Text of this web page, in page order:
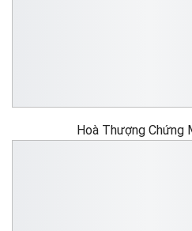
Hoà Thượng Chứng